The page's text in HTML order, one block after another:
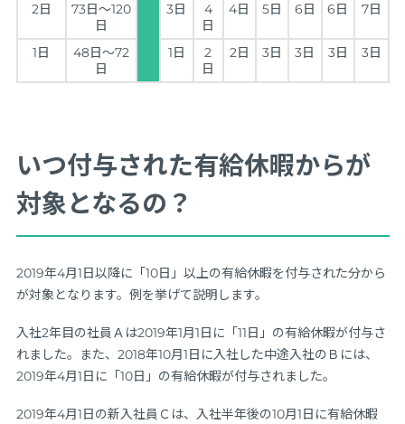
2日
73日～120
日
3日
4
日
4日 5日 6日 6日 7日
1日
48日～72
日
1日
2
日
2日 3日 3日 3日 3日
いつ付与された有給休暇からが
対象となるの？
2019年4月1日以降に「10日」以上の有給休暇を付与された分から
が対象となります。例を挙げて説明します。
入社2年目の社員Ａは2019年1月1日に「11日」の有給休暇が付与さ
れました。また、2018年10月1日に入社した中途入社のＢには、
2019年4月1日に「10日」の有給休暇が付与されました。
2019年4月1日の新入社員Ｃは、入社半年後の10月1日に有給休暇